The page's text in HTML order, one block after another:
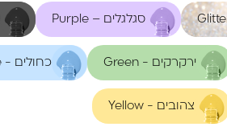
סגלגלים – Purple
ירקרקים - Green כחולים - Blue
צהובים - Yellow